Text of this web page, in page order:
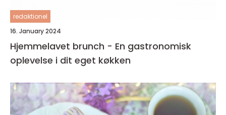
redaktionel
16. January 2024
Hjemmelavet brunch - En gastronomisk
oplevelse i dit eget køkken